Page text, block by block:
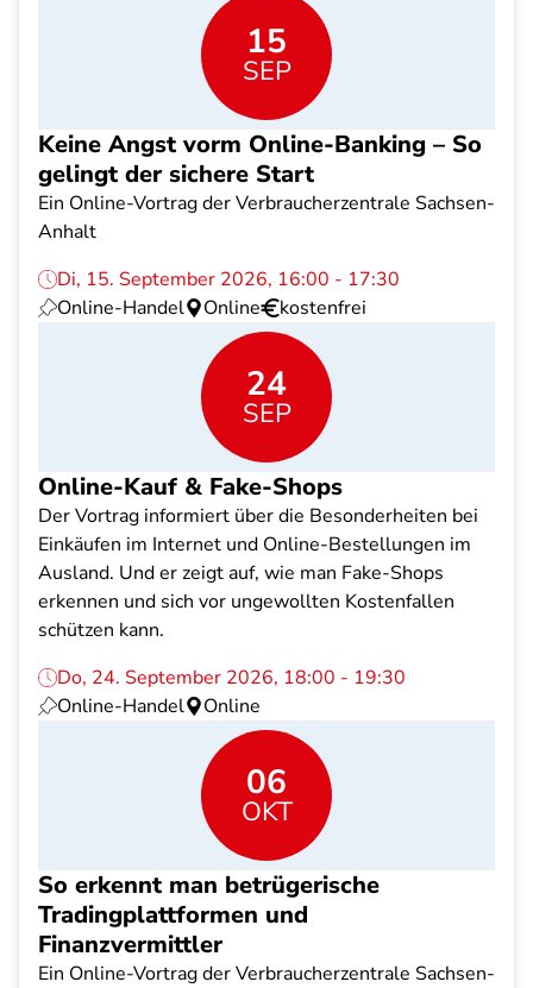
15
SEP
Keine Angst vorm Online-Banking – So
gelingt der sichere Start
Ein Online-Vortrag der Verbraucherzentrale Sachsen-
Anhalt
Di, 15. September 2026, 16:00 - 17:30
Online-Handel
Online kostenfrei
24
SEP
Online-Kauf & Fake-Shops
Der Vortrag informiert über die Besonderheiten bei
Einkäufen im Internet und Online-Bestellungen im
Ausland. Und er zeigt auf, wie man Fake-Shops
erkennen und sich vor ungewollten Kostenfallen
schützen kann.
Do, 24. September 2026, 18:00 - 19:30
Online-Handel
Online
06
OKT
So erkennt man betrügerische
Tradingplattformen und
Finanzvermittler
Ein Online-Vortrag der Verbraucherzentrale Sachsen-